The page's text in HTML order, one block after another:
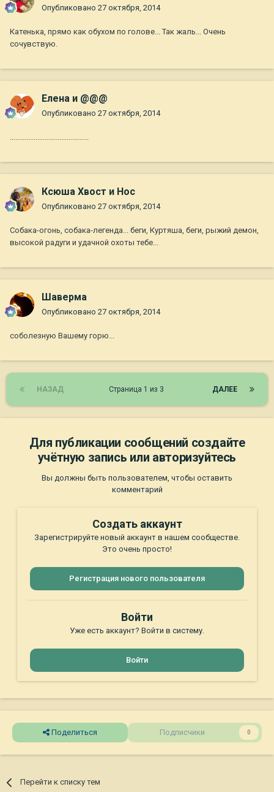
Опубликовано 27 октября, 2014
Катенька, прямо как обухом по голове... Так жаль... Очень
сочувствую.
Елена и @@@
Опубликовано 27 октября, 2014
...........................................
Ксюша Хвост и Нос
Опубликовано 27 октября, 2014
Собака-огонь, собака-легенда... беги, Куртяша, беги, рыжий демон,
высокой радуги и удачной охоты тебе...
Шаверма
Опубликовано 27 октября, 2014
соболезную Вашему горю...
НАЗАД ДАЛЕЕ
Страница 1 из 3
Для публикации сообщений создайте
учётную запись или авторизуйтесь
Вы должны быть пользователем, чтобы оставить
комментарий
Создать аккаунт
Зарегистрируйте новый аккаунт в нашем сообществе.
Это очень просто!
Регистрация нового пользователя
Войти
Уже есть аккаунт? Войти в систему.
Войти
Поделиться Подписчики 0
Перейти к списку тем